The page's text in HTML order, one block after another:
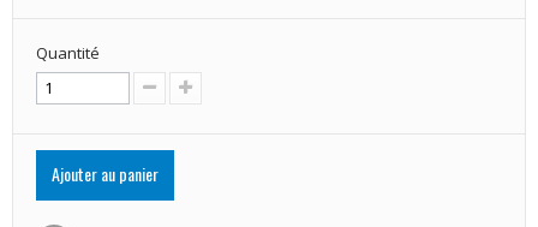
Quantité
Ajouter au panier